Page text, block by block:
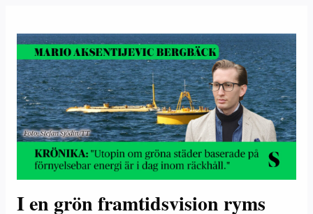
I en grön framtidsvision ryms